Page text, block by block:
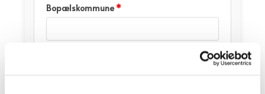
Bopælskommune *